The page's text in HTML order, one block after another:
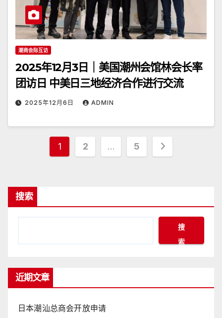
潮商会际互访
2025年12月3日｜美国潮州会馆林会长率
团访日 中美日三地经济合作进行交流
2025年12月6日 ADMIN
文
页
1 2 … 5
搜索
搜
索
近期文章
日本潮汕总商会开放申请